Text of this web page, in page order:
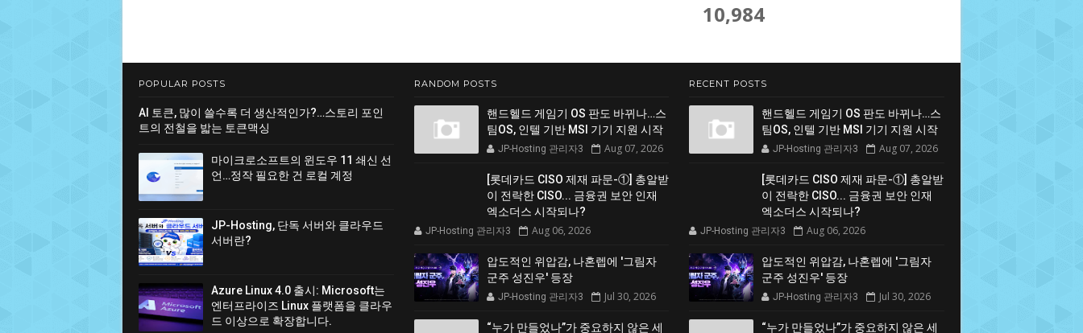
10,984
POPULAR POSTS
AI 토큰, 많이 쓸수록 더 생산적인가?…스토리 포인
트의 전철을 밟는 토큰맥싱
마이크로소프트의 윈도우 11 쇄신 선
언…정작 필요한 건 로컬 계정
JP-Hosting, 단독 서버와 클라우드
서버란?
Azure Linux 4.0 출시: Microsoft는
엔터프라이즈 Linux 플랫폼을 클라우
드 이상으로 확장합니다.
RANDOM POSTS
핸드헬드 게임기 OS 판도 바뀌나…스
팀OS, 인텔 기반 MSI 기기 지원 시작
JP-Hosting 관리자3 Aug 07, 2026
[롯데카드 CISO 제재 파문-①] 총알받
이 전락한 CISO... 금융권 보안 인재
엑소더스 시작되나?
JP-Hosting 관리자3 Aug 06, 2026
압도적인 위압감, 나혼렙에 '그림자
군주 성진우' 등장
JP-Hosting 관리자3 Jul 30, 2026
“누가 만들었나”가 중요하지 않은 세
RECENT POSTS
핸드헬드 게임기 OS 판도 바뀌나…스
팀OS, 인텔 기반 MSI 기기 지원 시작
JP-Hosting 관리자3 Aug 07, 2026
[롯데카드 CISO 제재 파문-①] 총알받
이 전락한 CISO... 금융권 보안 인재
엑소더스 시작되나?
JP-Hosting 관리자3 Aug 06, 2026
압도적인 위압감, 나혼렙에 '그림자
군주 성진우' 등장
JP-Hosting 관리자3 Jul 30, 2026
“누가 만들었나”가 중요하지 않은 세